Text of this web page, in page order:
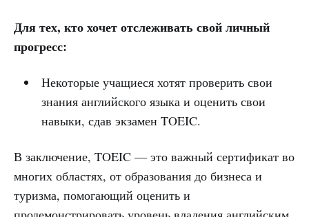
Для тех, кто хочет отслеживать свой личный
прогресс:
Некоторые учащиеся хотят проверить свои
знания английского языка и оценить свои
навыки, сдав экзамен TOEIC.
В заключение, TOEIC — это важный сертификат во
многих областях, от образования до бизнеса и
туризма, помогающий оценить и